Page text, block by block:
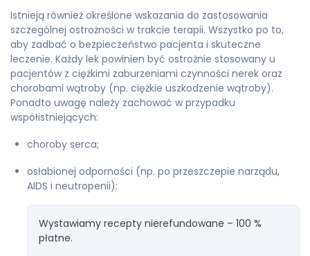
Istnieją również określone wskazania do zastosowania
szczególnej ostrożności w trakcie terapii. Wszystko po to,
aby zadbać o bezpieczeństwo pacjenta i skuteczne
leczenie. Każdy lek powinien być ostrożnie stosowany u
pacjentów z ciężkimi zaburzeniami czynności nerek oraz
chorobami wątroby (np. ciężkie uszkodzenie wątroby).
Ponadto uwagę należy zachować w przypadku
współistniejących:
choroby serca;
osłabionej odporności (np. po przeszczepie narządu,
AIDS i neutropenii);
Wystawiamy recepty nierefundowane – 100 %
płatne.